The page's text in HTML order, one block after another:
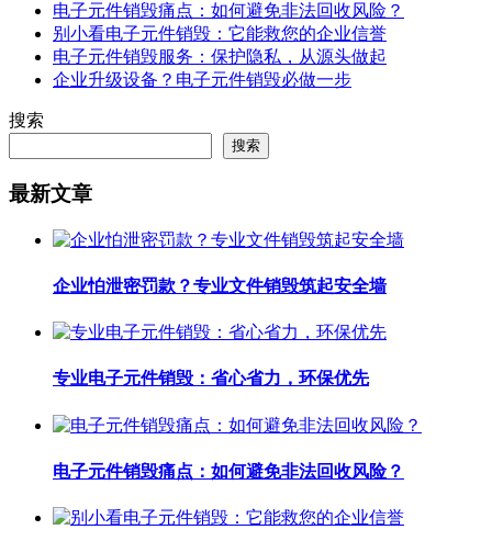
电子元件销毁痛点：如何避免非法回收风险？
别小看电子元件销毁：它能救您的企业信誉
电子元件销毁服务：保护隐私，从源头做起
企业升级设备？电子元件销毁必做一步
搜索
搜索
最新文章
企业怕泄密罚款？专业文件销毁筑起安全墙
专业电子元件销毁：省心省力，环保优先
电子元件销毁痛点：如何避免非法回收风险？